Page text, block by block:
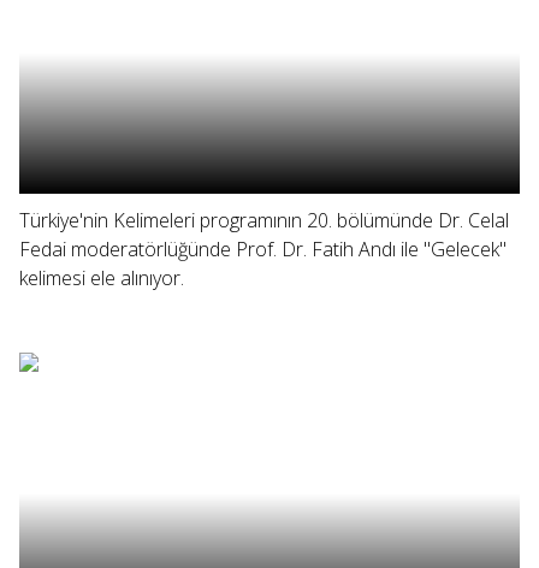
Türkiye'nin Kelimeleri programının 20. bölümünde Dr. Celal
Fedai moderatörlüğünde Prof. Dr. Fatih Andı ile "Gelecek"
kelimesi ele alınıyor.